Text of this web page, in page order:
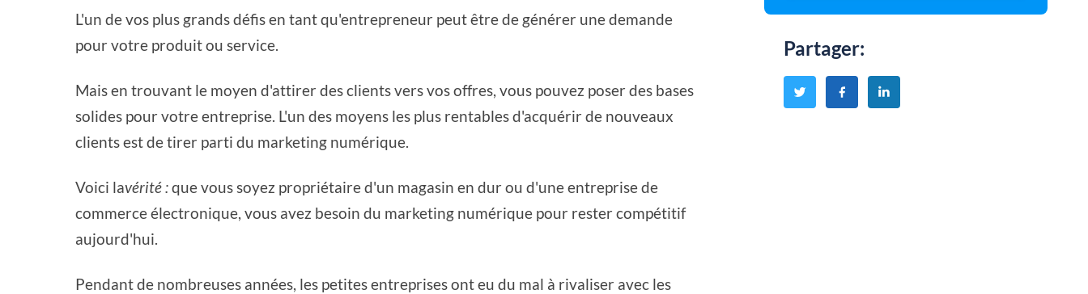
L'un de vos plus grands défis en tant qu'entrepreneur peut être de générer une demande
pour votre produit ou service.
Mais en trouvant le moyen d'attirer des clients vers vos offres, vous pouvez poser des bases
solides pour votre entreprise. L'un des moyens les plus rentables d'acquérir de nouveaux
clients est de tirer parti du marketing numérique.
Voici lavérité :que vous soyez propriétaire d'un magasin en dur ou d'une entreprise de
commerce électronique, vous avez besoin du marketing numérique pour rester compétitif
aujourd'hui.
Pendant de nombreuses années, les petites entreprises ont eu du mal à rivaliser avec les
Partager: